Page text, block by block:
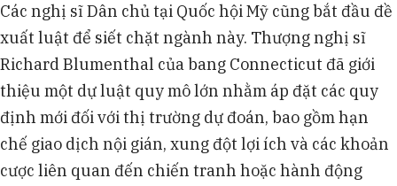
Các nghị sĩ Dân chủ tại Quốc hội Mỹ cũng bắt đầu đề
xuất luật để siết chặt ngành này. Thượng nghị sĩ
Richard Blumenthal của bang Connecticut đã giới
thiệu một dự luật quy mô lớn nhằm áp đặt các quy
định mới đối với thị trường dự đoán, bao gồm hạn
chế giao dịch nội gián, xung đột lợi ích và các khoản
cược liên quan đến chiến tranh hoặc hành động